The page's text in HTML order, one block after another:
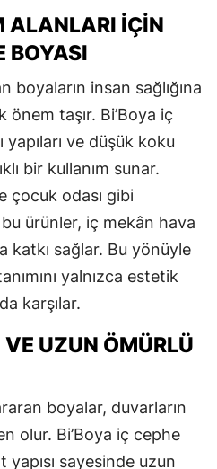
ALANLARI İÇIN
BOYASI
boyaların insan sağlığına
taşır. Bi’Boya iç
ve düşük koku
bir kullanım sunar.
çocuk odası gibi
ürünler, iç mekân hava
katkı sağlar. Bu yönüyle
yalnızca estetik
karşılar.
UZUN ÖMÜRLÜ
boyalar, duvarların
olur. Bi’Boya iç cephe
sayesinde uzun